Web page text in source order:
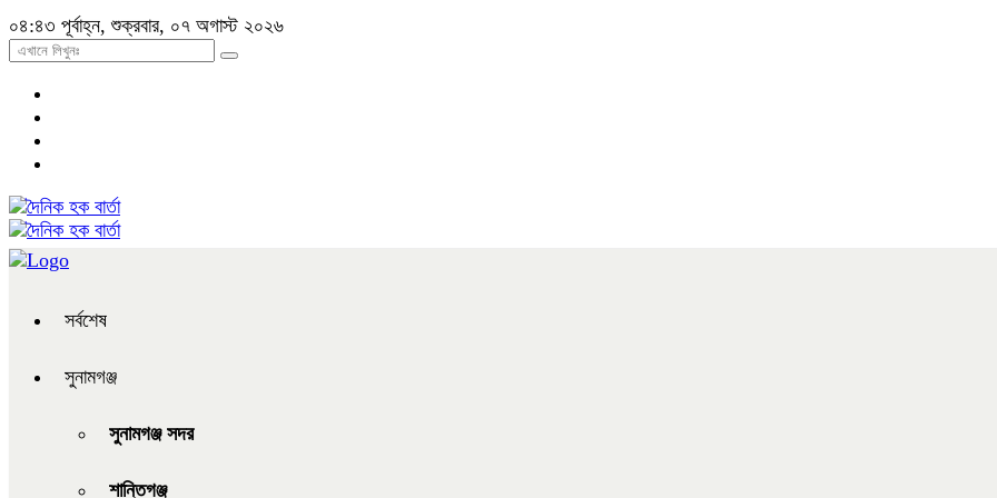
০৪:৪৩ পূর্বাহ্ন, শুক্রবার, ০৭ অগাস্ট ২০২৬
সর্বশেষ
সুনামগঞ্জ
সুনামগঞ্জ সদর
শান্তিগঞ্জ